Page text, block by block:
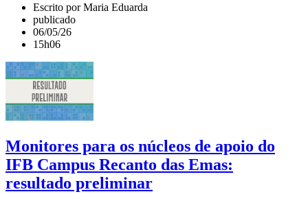
Escrito por Maria Eduarda
publicado
06/05/26
15h06
Monitores para os núcleos de apoio do
IFB Campus Recanto das Emas:
resultado preliminar